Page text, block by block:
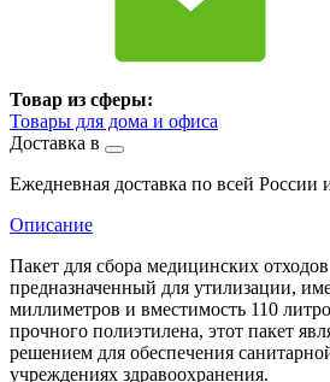
Товар из сферы:
Товары для дома и офиса
Доставка в
Ежедневная доставка по всей России
Описание
Пакет для сбора медицинских
предназначенный для утилизации,
миллиметров и вместимость 110
прочного полиэтилена, этот пакет
решением для обеспечения
учреждениях здравоохранения.